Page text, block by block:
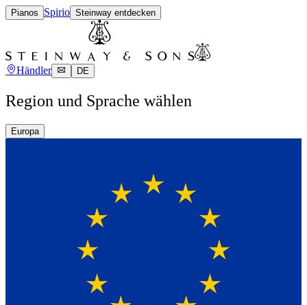
Pianos Spirio Steinway entdecken
Händler DE
Region und Sprache wählen
Europa